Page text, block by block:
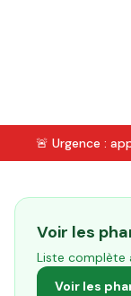
🚨 Urgence :
Voir les
Liste complète
Voir les